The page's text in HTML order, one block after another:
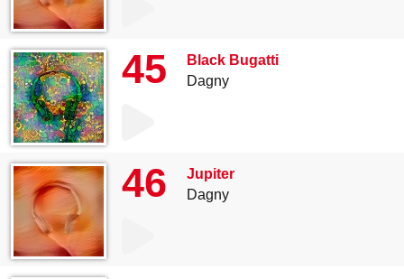
45
Black Bugatti
Dagny
46
Jupiter
Dagny